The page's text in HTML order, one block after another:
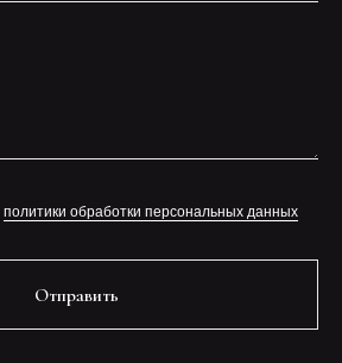
политики обработки персональных данных
Отправить